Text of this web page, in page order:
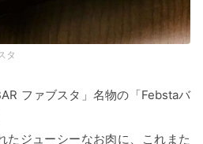
タ
ファブスタ」名物の「Febstaバ
たジューシーなお肉に、これまた